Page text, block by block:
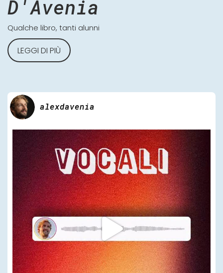
D'Avenia
Qualche libro, tanti alunni
LEGGI DI PIÙ
alexdavenia